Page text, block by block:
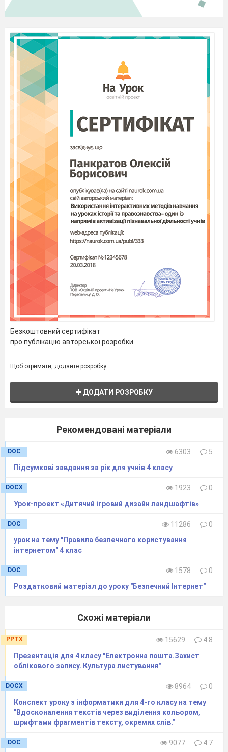
Зберігаємо колаж у своїй папці.
Безкоштовний сертифікат
про публікацію авторської розробки
Щоб отримати, додайте розробку
ДОДАТИ РОЗРОБКУ
Рекомендовані матеріали
DOC 6303
5
Підсумкові завдання за рік для учнів 4 класу
DOCX 1923
0
Урок-проект «Дитячий ігровий дизайн ландшафтів»
DOC 11286
0
урок на тему "Правила безпечного користування
інтернетом" 4 клас
DOC 1578
0
Роздатковий матеріал до уроку "Безпечний Інтернет"
Схожі матеріали
PPTX 15629
4.8
Прeзeнтація для 4 класу "Eлeктронна пошта.Захист
облікового запису. Культура листування"
DOCX 8964
0
Конспект уроку з інформатики для 4-го класу на тему
"Вдосконалення текстів через виділення кольором,
шрифтами фрагментів тексту, окремих слів."
DOC 9077
4.7